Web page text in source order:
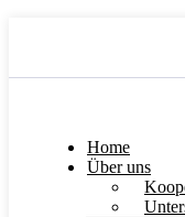
Home
Über uns